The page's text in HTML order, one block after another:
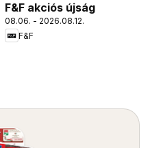
F&F akciós újság
08.06. - 2026.08.12.
F&F